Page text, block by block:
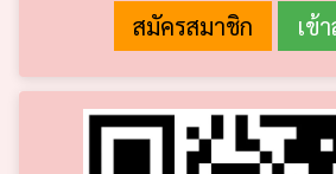
สมัครสมาชิก